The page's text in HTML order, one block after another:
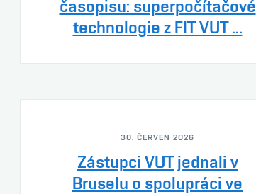
časopisu: superpočítačové
technologie z FIT VUT ...
30. ČERVEN 2026
Zástupci VUT jednali v
Bruselu o spolupráci ve